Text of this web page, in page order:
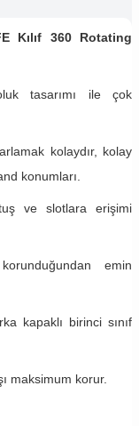
Kılıf 360 Rotating
tasarımı ile çok
kolaydır, kolay
konumları.
ve slotlara erişimi
emin
kapaklı birinci sınıf
maksimum korur.